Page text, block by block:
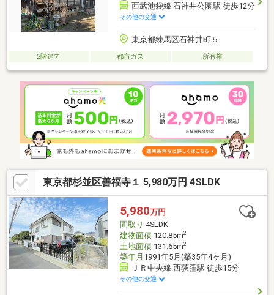
西武池袋線 石神井公園駅 徒歩12分
その他の交通
東京都練馬区石神井町５
2階建て 都市ガス 所有権
東京都杉並区善福寺１ 5,980万円 4SLDK
5,980万円
間取り 4SLDK
建物面積120.85m2
土地面積131.65m2
築年月 1991年5月(築35年4ヶ月)
ＪＲ中央線 西荻窪駅 徒歩15分
その他の交通